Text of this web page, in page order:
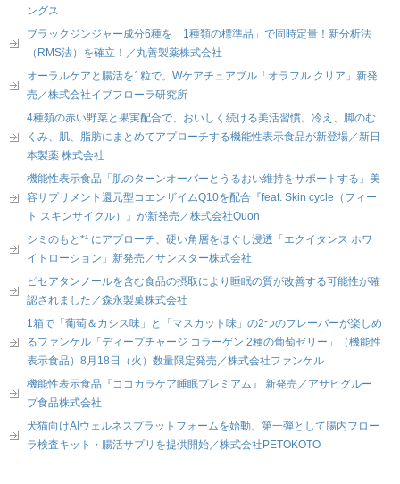
ングス
ブラックジンジャー成分6種を「1種類の標準品」で同時定量！新分析法
（RMS法）を確立！／丸善製薬株式会社
オーラルケアと腸活を1粒で。Wケアチュアブル「オラフル クリア」新発
売／株式会社イブフローラ研究所
4種類の赤い野菜と果実配合で、おいしく続ける美活習慣。冷え、脚のむ
くみ、肌、脂肪にまとめてアプローチする機能性表示食品が新登場／新日
本製薬 株式会社
機能性表示食品「肌のターンオーバーとうるおい維持をサポートする」美
容サプリメント還元型コエンザイムQ10を配合『feat. Skin cycle（フィー
ト スキンサイクル）』が新発売／株式会社Quon
シミのもと*¹ にアプローチ、硬い角層をほぐし浸透「エクイタンス ホワ
イトローション」新発売／サンスター株式会社
ピセアタンノールを含む食品の摂取により睡眠の質が改善する可能性が確
認されました／森永製菓株式会社
1箱で「葡萄＆カシス味」と「マスカット味」の2つのフレーバーが楽しめ
るファンケル「ディープチャージ コラーゲン 2種の葡萄ゼリー」（機能性
表示食品）8月18日（火）数量限定発売／株式会社ファンケル
機能性表示食品『ココカラケア睡眠プレミアム』 新発売／アサヒグルー
プ食品株式会社
犬猫向けAIウェルネスプラットフォームを始動。第一弾として腸内フロー
ラ検査キット・腸活サプリを提供開始／株式会社PETOKOTO